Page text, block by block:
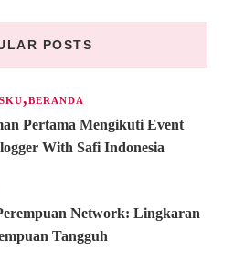
POSTS
BERANDA
Pertama Mengikuti Event
With Safi Indonesia
Network: Lingkaran
Tangguh